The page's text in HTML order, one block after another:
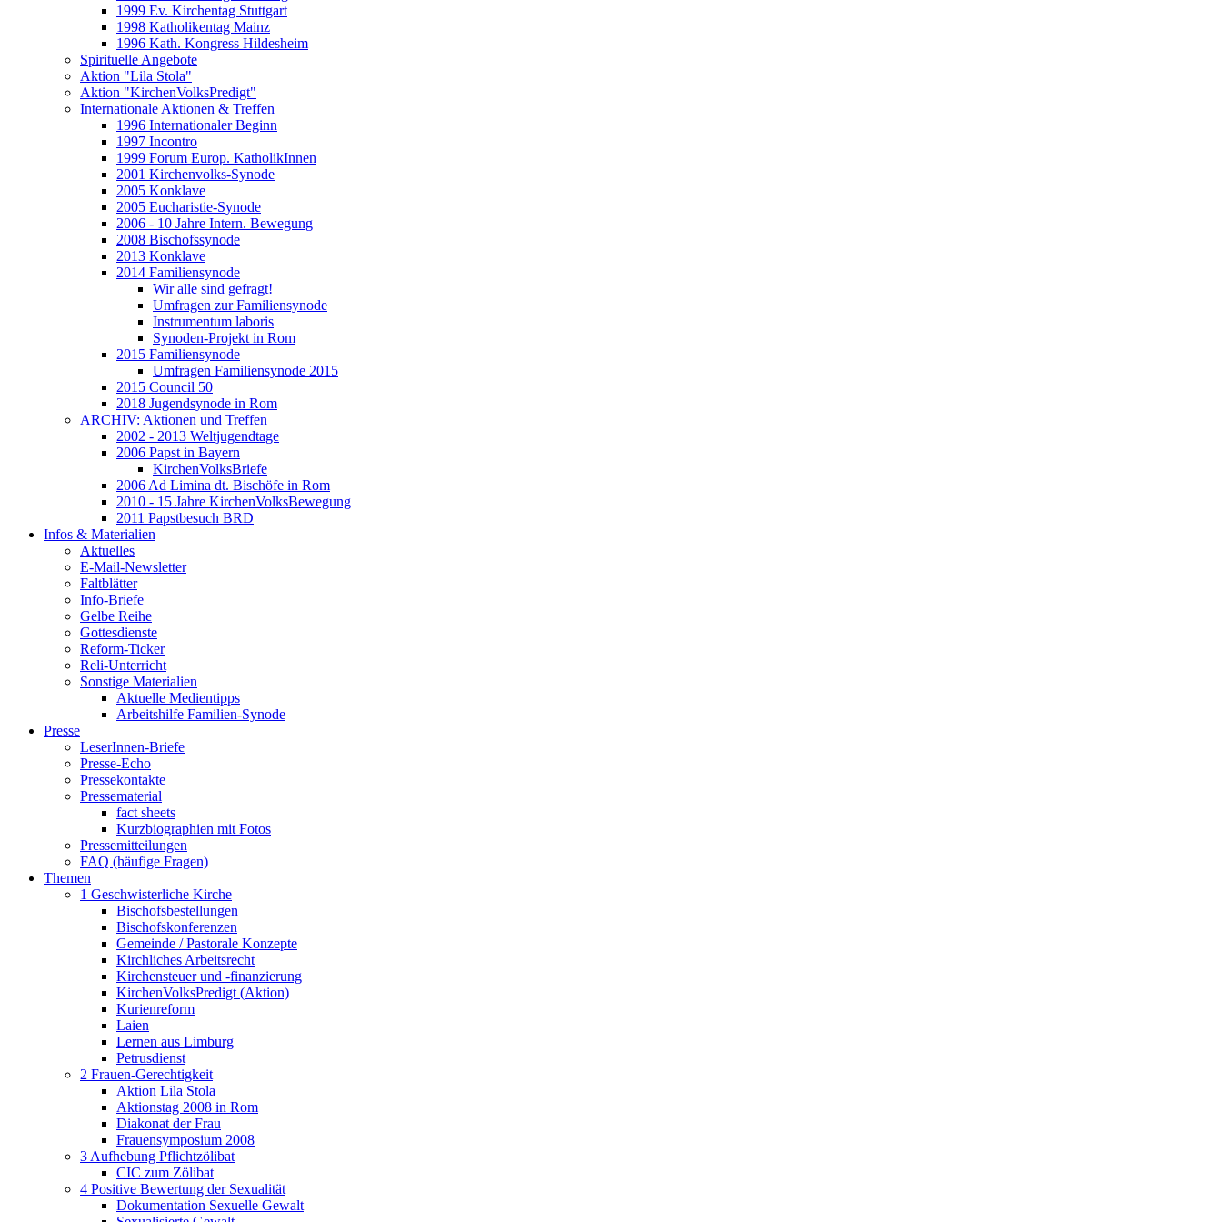
1999 Ev. Kirchentag Stuttgart
1998 Katholikentag Mainz
1996 Kath. Kongress Hildesheim
Spirituelle Angebote
Aktion "Lila Stola"
Aktion "KirchenVolksPredigt"
Internationale Aktionen & Treffen
1996 Internationaler Beginn
1997 Incontro
1999 Forum Europ. KatholikInnen
2001 Kirchenvolks-Synode
2005 Konklave
2005 Eucharistie-Synode
2006 - 10 Jahre Intern. Bewegung
2008 Bischofssynode
2013 Konklave
2014 Familiensynode
Wir alle sind gefragt!
Umfragen zur Familiensynode
Instrumentum laboris
Synoden-Projekt in Rom
2015 Familiensynode
Umfragen Familiensynode 2015
2015 Council 50
2018 Jugendsynode in Rom
ARCHIV: Aktionen und Treffen
2002 - 2013 Weltjugendtage
2006 Papst in Bayern
KirchenVolksBriefe
2006 Ad Limina dt. Bischöfe in Rom
2010 - 15 Jahre KirchenVolksBewegung
2011 Papstbesuch BRD
Infos & Materialien
Aktuelles
E-Mail-Newsletter
Faltblätter
Info-Briefe
Gelbe Reihe
Gottesdienste
Reform-Ticker
Reli-Unterricht
Sonstige Materialien
Aktuelle Medientipps
Arbeitshilfe Familien-Synode
Presse
LeserInnen-Briefe
Presse-Echo
Pressekontakte
Pressematerial
fact sheets
Kurzbiographien mit Fotos
Pressemitteilungen
FAQ (häufige Fragen)
Themen
1 Geschwisterliche Kirche
Bischofsbestellungen
Bischofskonferenzen
Gemeinde / Pastorale Konzepte
Kirchliches Arbeitsrecht
Kirchensteuer und -finanzierung
KirchenVolksPredigt (Aktion)
Kurienreform
Laien
Lernen aus Limburg
Petrusdienst
2 Frauen-Gerechtigkeit
Aktion Lila Stola
Aktionstag 2008 in Rom
Diakonat der Frau
Frauensymposium 2008
3 Aufhebung Pflichtzölibat
CIC zum Zölibat
4 Positive Bewertung der Sexualität
Dokumentation Sexuelle Gewalt